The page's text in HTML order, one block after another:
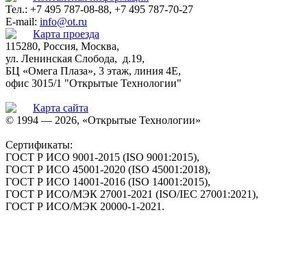
Тел.: +7 495 787-08-88, +7 495 787-70-27
E-mail: info@ot.ru
Карта проезда
115280, Россия, Москва,
ул. Ленинская Слобода, д.19,
БЦ «Омега Плаза», 3 этаж, линия 4Е,
офис 3015/1 "Открытые Технологии"
Карта сайта
© 1994 — 2026, «Открытые Технологии»
Сертификаты:
ГОСТ Р ИСО 9001-2015 (ISO 9001:2015),
ГОСТ Р ИСО 45001-2020 (ISO 45001:2018),
ГОСТ Р ИСО 14001-2016 (ISO 14001:2015),
ГОСТ Р ИСО/МЭК 27001-2021 (ISO/IEC 27001:2021),
ГОСТ Р ИСО/МЭК 20000-1-2021.